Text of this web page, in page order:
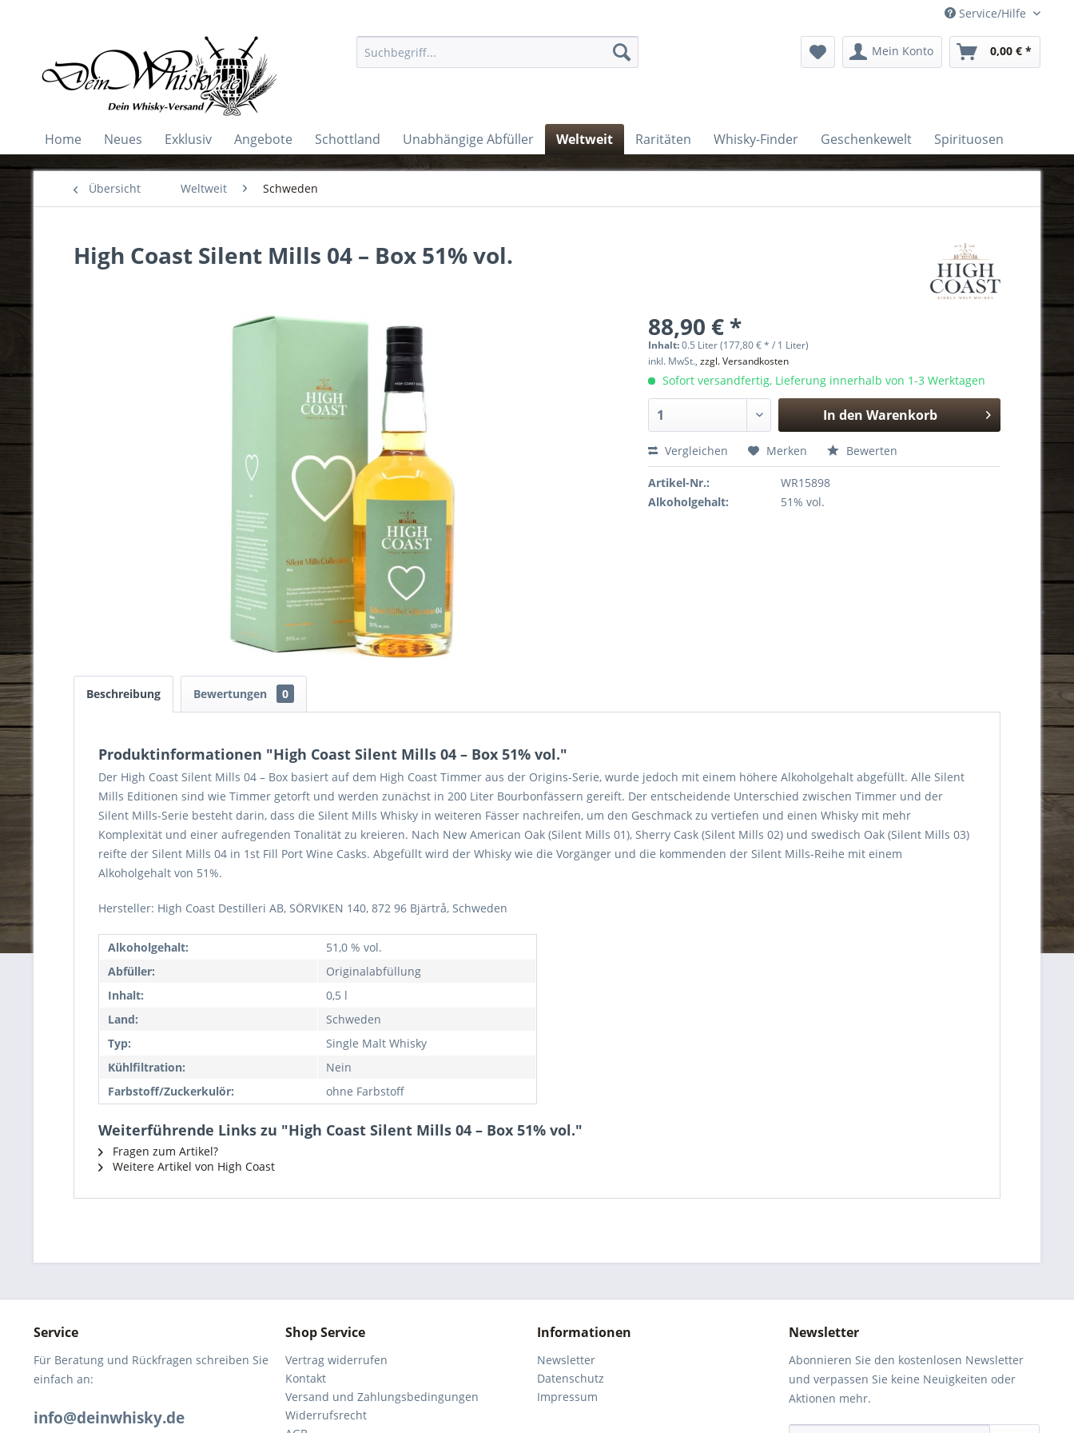
Service/Hilfe
Mein Konto 0,00 € *
Home Neues Exklusiv Angebote Schottland Unabhängige Abfüller Weltweit Raritäten Whisky-Finder Geschenkewelt Spirituosen
Übersicht Weltweit Schweden
High Coast Silent Mills 04 – Box 51% vol.
88,90 € *
Inhalt:0.5 Liter (177,80 € * / 1 Liter)
inkl. MwSt.,zzgl. Versandkosten
Sofort versandfertig, Lieferung innerhalb von 1-3 Werktagen
In den Warenkorb
Hinzugefügt
Vergleichen Merken Bewerten
Artikel-Nr.:
WR15898
Alkoholgehalt:
51% vol.
Beschreibung Bewertungen 0
Produktinformationen "High Coast Silent Mills 04 – Box 51% vol."
Der High Coast Silent Mills 04 – Box basiert auf dem High Coast Timmer aus der Origins-Serie, wurde jedoch mit einem höhere Alkoholgehalt abgefüllt. Alle Silent
Mills Editionen sind wie Timmer getorft und werden zunächst in 200 Liter Bourbonfässern gereift. Der entscheidende Unterschied zwischen Timmer und der
Silent Mills-Serie besteht darin, dass die Silent Mills Whisky in weiteren Fässer nachreifen, um den Geschmack zu vertiefen und einen Whisky mit mehr
Komplexität und einer aufregenden Tonalität zu kreieren. Nach New American Oak (Silent Mills 01), Sherry Cask (Silent Mills 02) und swedisch Oak (Silent Mills 03)
reifte der Silent Mills 04 in 1st Fill Port Wine Casks. Abgefüllt wird der Whisky wie die Vorgänger und die kommenden der Silent Mills-Reihe mit einem
Alkoholgehalt von 51%.
Hersteller: High Coast Destilleri AB, SÖRVIKEN 140, 872 96 Bjärtrå, Schweden
Alkoholgehalt:
51,0 % vol.
Abfüller:
Originalabfüllung
Inhalt:
0,5 l
Land:
Schweden
Typ:
Single Malt Whisky
Kühlfiltration:
Nein
Farbstoff/Zuckerkulör:
ohne Farbstoff
Weiterführende Links zu "High Coast Silent Mills 04 – Box 51% vol."
Fragen zum Artikel?
Weitere Artikel von High Coast
Service
Für Beratung und Rückfragen schreiben Sie
einfach an:
info@deinwhisky.de
Shop Service
Vertrag widerrufen
Kontakt
Versand und Zahlungsbedingungen
Widerrufsrecht
Informationen
Newsletter
Datenschutz
Impressum
Newsletter
Abonnieren Sie den kostenlosen Newsletter
und verpassen Sie keine Neuigkeiten oder
Aktionen mehr.